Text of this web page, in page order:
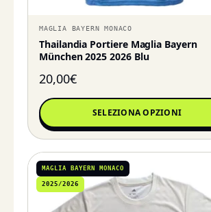
MAGLIA BAYERN MONACO
Thailandia Portiere Maglia Bayern
München 2025 2026 Blu
20,00€
SELEZIONA OPZIONI
MAGLIA BAYERN MONACO
2025/2026